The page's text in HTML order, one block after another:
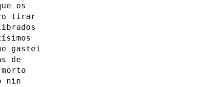
os
tirar
gastei
de
nin